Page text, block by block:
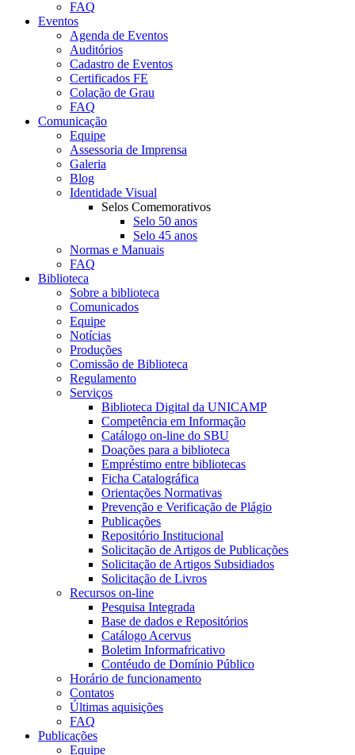
FAQ
Eventos
Agenda de Eventos
Auditórios
Cadastro de Eventos
Certificados FE
Colação de Grau
FAQ
Comunicação
Equipe
Assessoria de Imprensa
Galeria
Blog
Identidade Visual
Selos Comemorativos
Selo 50 anos
Selo 45 anos
Normas e Manuais
FAQ
Biblioteca
Sobre a biblioteca
Comunicados
Equipe
Notícias
Produções
Comissão de Biblioteca
Regulamento
Serviços
Biblioteca Digital da UNICAMP
Competência em Informação
Catálogo on-line do SBU
Doações para a biblioteca
Empréstimo entre bibliotecas
Ficha Catalográfica
Orientações Normativas
Prevenção e Verificação de Plágio
Publicações
Repositório Institucional
Solicitação de Artigos de Publicações
Solicitação de Artigos Subsidiados
Solicitação de Livros
Recursos on-line
Pesquisa Integrada
Base de dados e Repositórios
Catálogo Acervus
Boletim Informafricativo
Contéudo de Domínio Público
Horário de funcionamento
Contatos
Últimas aquisições
FAQ
Publicações
Equipe